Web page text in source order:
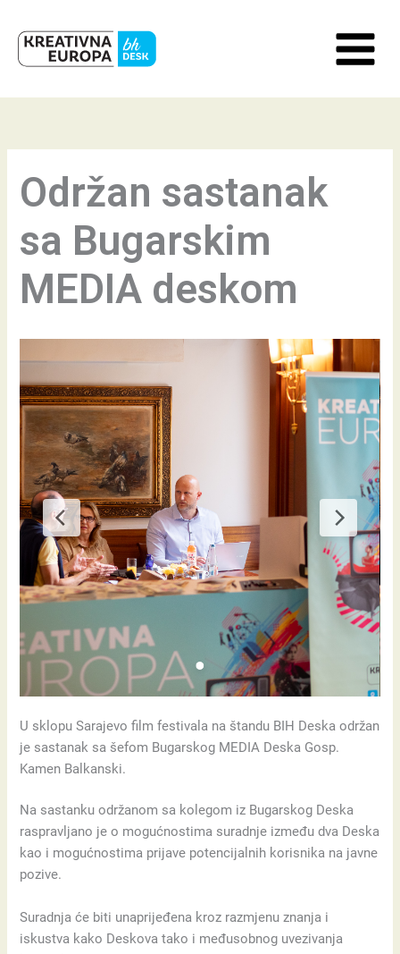
content
Održan sastanak
sa Bugarskim
MEDIA deskom
U sklopu Sarajevo film festivala na štandu BIH Deska održan
je sastanak sa šefom Bugarskog MEDIA Deska Gosp.
Kamen Balkanski.
Na sastanku održanom sa kolegom iz Bugarskog Deska
raspravljano je o mogućnostima suradnje između dva Deska
kao i mogućnostima prijave potencijalnih korisnika na javne
pozive.
Suradnja će biti unaprijeđena kroz razmjenu znanja i
iskustva kako Deskova tako i međusobnog uvezivanja